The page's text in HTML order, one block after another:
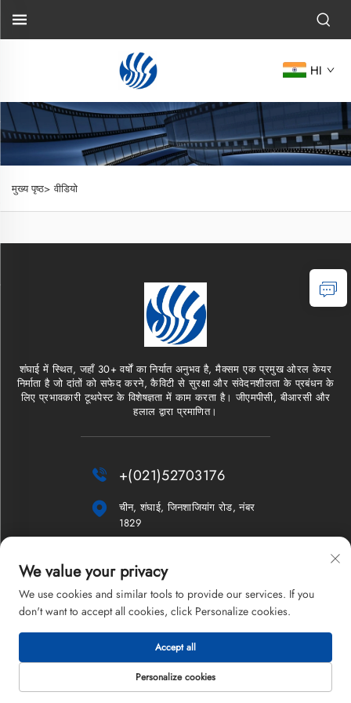
HI
मुख्य पृष्ठ> वीडियो
शंघाई में स्थित, जहाँ 30+ वर्षों का निर्यात अनुभव है, मैक्सम एक प्रमुख ओरल केयर
निर्माता है जो दांतों को सफेद करने, कैविटी से सुरक्षा और संवेदनशीलता के प्रबंधन के
लिए प्रभावकारी टूथपेस्ट के विशेषज्ञता में काम करता है। जीएमपीसी, बीआरसी और
हलाल द्वारा प्रमाणित।
 +(021)52703176

चीन, शंघाई, जिनशाजियांग रोड, नंबर
1829
न्यूज़लेटर
कॉपीराइट © 2026 शंघाई मैक्सम कंपनी लिमिटेड। सर्वाधिकार सुरक्षित।
We value your privacy
We use cookies and similar tools to provide our services. If you
don't want to accept all cookies, click Personalize cookies.
Personalize cookies
Accept all